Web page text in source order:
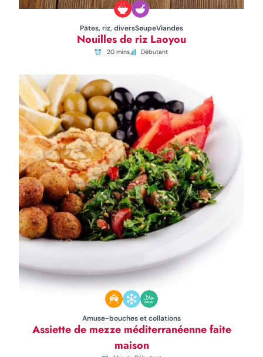
Pâtes, riz, diversSoupeViandes
Nouilles de riz Laoyou
20 mins Débutant
Amuse-bouches et collations
Assiette de mezze méditerranéenne faite
maison